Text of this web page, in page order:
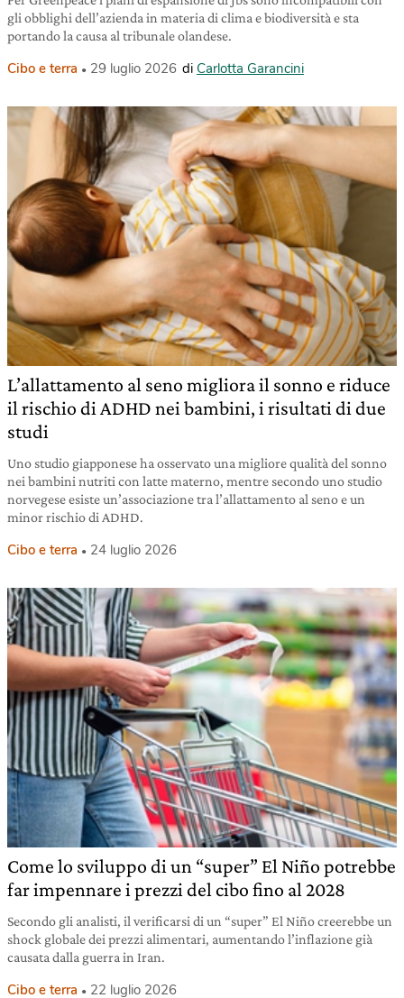
gli obblighi dell’azienda in materia di clima e biodiversità e sta
portando la causa al tribunale olandese.
Cibo e terra 29 luglio 2026 di Carlotta Garancini
L’allattamento al seno migliora il sonno e riduce
il rischio di ADHD nei bambini, i risultati di due
studi
Uno studio giapponese ha osservato una migliore qualità del sonno
nei bambini nutriti con latte materno, mentre secondo uno studio
norvegese esiste un’associazione tra l’allattamento al seno e un
minor rischio di ADHD.
Cibo e terra 24 luglio 2026
Come lo sviluppo di un “super” El Niño potrebbe
far impennare i prezzi del cibo fino al 2028
Secondo gli analisti, il verificarsi di un “super” El Niño creerebbe un
shock globale dei prezzi alimentari, aumentando l’inflazione già
causata dalla guerra in Iran.
Cibo e terra 22 luglio 2026